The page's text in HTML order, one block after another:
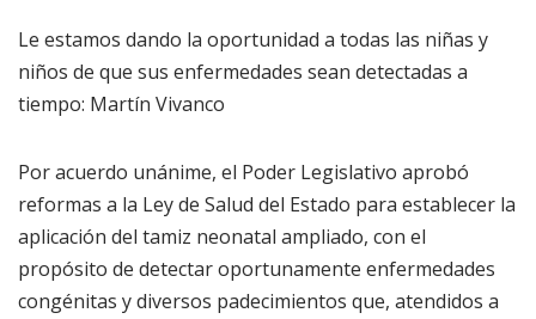
Le estamos dando la oportunidad a todas las niñas y
niños de que sus enfermedades sean detectadas a
tiempo: Martín Vivanco
Por acuerdo unánime, el Poder Legislativo aprobó
reformas a la Ley de Salud del Estado para establecer la
aplicación del tamiz neonatal ampliado, con el
propósito de detectar oportunamente enfermedades
congénitas y diversos padecimientos que, atendidos a